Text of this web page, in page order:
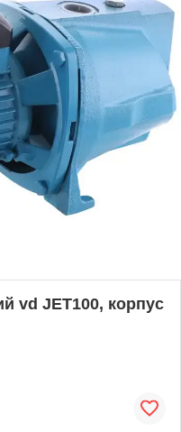
vd JET100, корпус